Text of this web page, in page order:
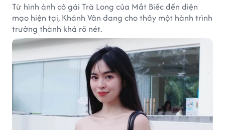
Từ hình ảnh cô gái Trà Long của Mắt Biếc đến diện
mạo hiện tại, Khánh Vân đang cho thấy một hành trình
trưởng thành khá rõ nét.